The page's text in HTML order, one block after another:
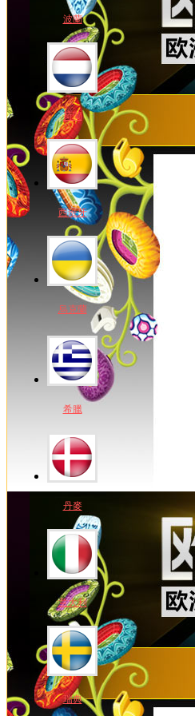
波蘭
荷蘭
西班牙
烏克蘭
希臘
丹麥
意大利
瑞典